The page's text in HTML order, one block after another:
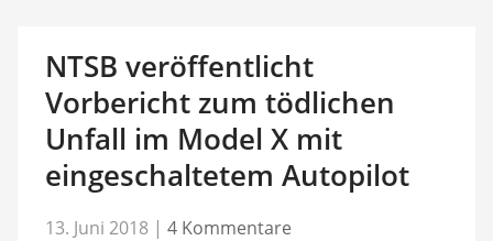
NTSB veröffentlicht
Vorbericht zum tödlichen
Unfall im Model X mit
eingeschaltetem Autopilot
13. Juni 2018 | 4 Kommentare